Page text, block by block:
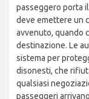
passeggero porta
deve emettere un
avvenuto, quando
destinazione. Le
sistema per
disonesti, che
qualsiasi
passeggeri